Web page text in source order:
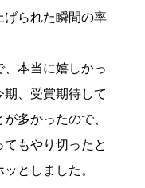
げられた瞬間の率
本当に嬉しかっ
、受賞期待して
多かったので、
もやり切ったと
としました。